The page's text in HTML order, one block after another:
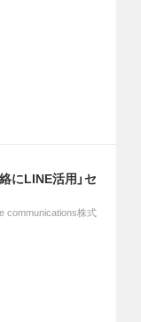
にLINE活用」セ
communications株式